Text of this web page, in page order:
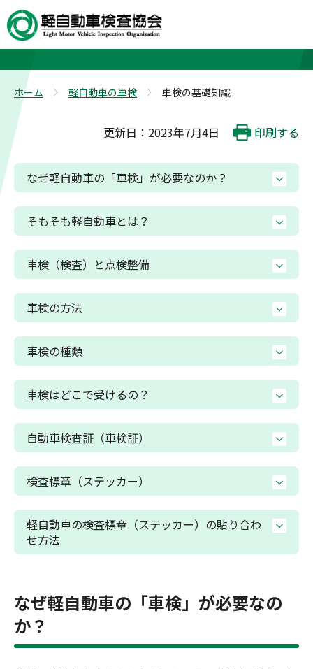
車検の基礎知識
ホーム 軽自動車の車検 車検の基礎知識
更新日：2023年7月4日 印刷する
なぜ軽自動車の「車検」が必要なのか？
そもそも軽自動車とは？
車検（検査）と点検整備
車検の方法
車検の種類
車検はどこで受けるの？
自動車検査証（車検証）
検査標章（ステッカー）
軽自動車の検査標章（ステッカー）の貼り合わ
せ方法
なぜ軽自動車の「車検」が必要なの
か？